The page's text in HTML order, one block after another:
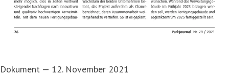
Dokument — 12. November 2021